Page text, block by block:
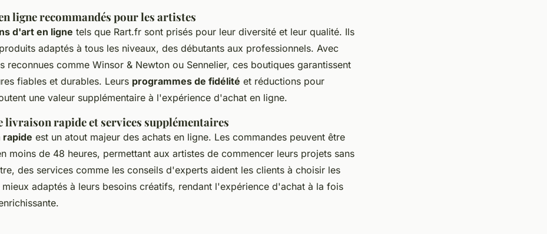
ligne recommandés pour les artistes
d'art en ligne tels que Rart.fr sont prisés pour leur diversité et leur qualité. Ils
adaptés à tous les niveaux, des débutants aux professionnels. Avec
reconnues comme Winsor & Newton ou Sennelier, ces boutiques garantissent
fiables et durables. Leurs programmes de fidélité et réductions pour
une valeur supplémentaire à l'expérience d'achat en ligne.
livraison rapide et services supplémentaires
rapide est un atout majeur des achats en ligne. Les commandes peuvent être
moins de 48 heures, permettant aux artistes de commencer leurs projets sans
des services comme les conseils d'experts aident les clients à choisir les
adaptés à leurs besoins créatifs, rendant l'expérience d'achat à la fois